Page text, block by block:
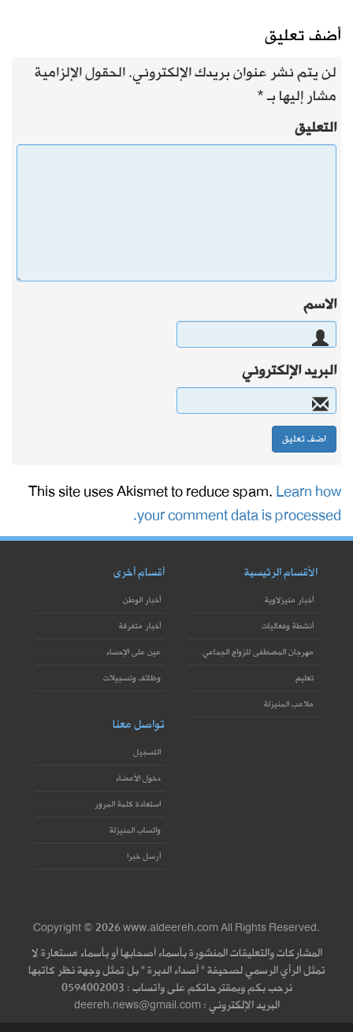
أضف تعليق
لن يتم نشر عنوان بريدك الإلكتروني.الحقول الإلزامية
مشار إليها بـ*
التعليق
الاسم
البريد الإلكتروني
This site uses Akismet to reduce spam.Learn how
your comment data is processed.
الأقسام الرئيسية
أخبار منيزلاوية
أنشطة وفعاليات
مهرجان المصطفى للزواج الجماعي
تعليم
ملاعب المنيزلة
أقسام أخرى
أخبار الوطن
أخبار متفرقة
عين على الإحساء
وظائف وتسجيلات
تواصل معنا
التسجيل
دخول الأعضاء
استعادة كلمة المرور
واتساب المنيزلة
أرسل خبرا
Copyright © 2026 www.aldeereh.com All Rights Reserved.
المشاركات والتعليقات المنشورة بأسماء أصحابها أو بأسماء مستعارة لا
تمثل الرأي الرسمي لصحيفة " أصداء الديرة " بل تمثل وجهة نظر كاتبها
نرحب بكم وبمقترحاتكم على واتساب : 0594002003
البريد الإلكتروني : deereh.news@gmail.com